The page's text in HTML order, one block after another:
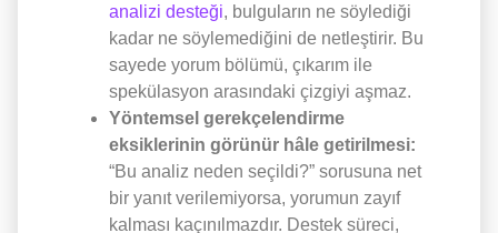
analizi desteği, bulguların ne söylediği
kadar ne söylemediğini de netleştirir. Bu
sayede yorum bölümü, çıkarım ile
spekülasyon arasındaki çizgiyi aşmaz.
Yöntemsel gerekçelendirme
eksiklerinin görünür hâle getirilmesi:
“Bu analiz neden seçildi?” sorusuna net
bir yanıt verilemiyorsa, yorumun zayıf
kalması kaçınılmazdır. Destek süreci,